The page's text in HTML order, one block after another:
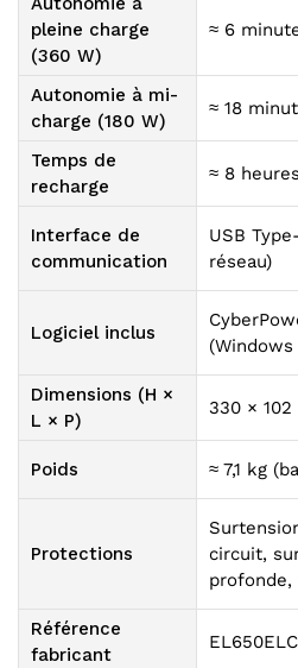
pleine charge
(360 W)
≈ 6
Autonomie à mi-
charge (180 W)
≈ 18
Temps de
recharge
≈ 8
Interface de
communication
USB
réseau)
Logiciel inclus
Dimensions (H ×
L × P)
330 ×
Poids ≈ 7,1 kg
Protections
circuit,
profonde,
Référence
fabricant